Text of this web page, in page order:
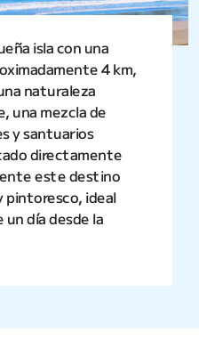
isla con una
4 km,
naturaleza
una mezcla de
y santuarios
directamente
este destino
pintoresco, ideal
un día desde la